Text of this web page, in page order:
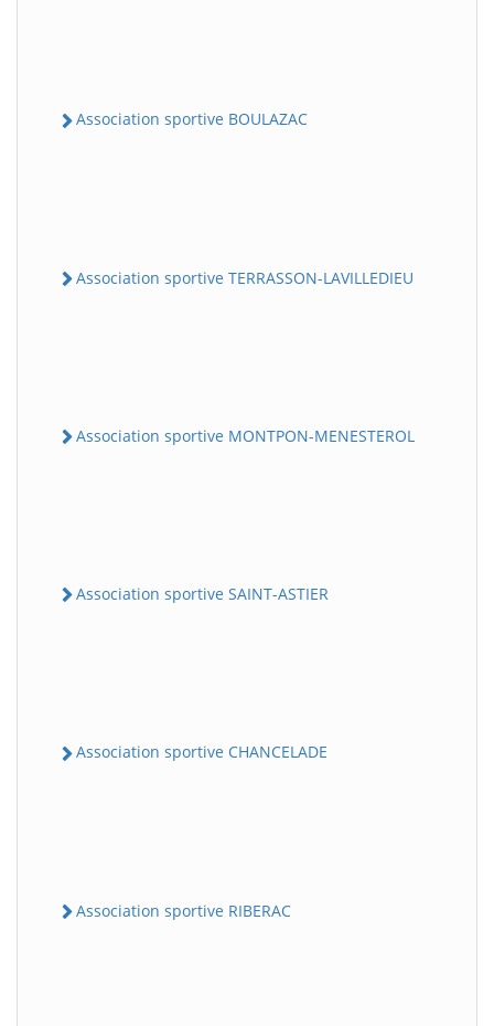
Association sportive BOULAZAC
Association sportive TERRASSON-LAVILLEDIEU
Association sportive MONTPON-MENESTEROL
Association sportive SAINT-ASTIER
Association sportive CHANCELADE
Association sportive RIBERAC